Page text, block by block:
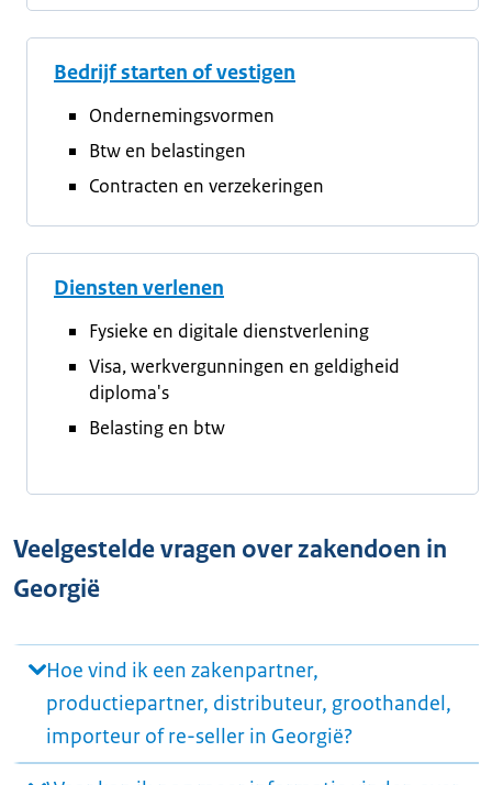
Bedrijf starten of vestigen
Ondernemingsvormen
Btw en belastingen
Contracten en verzekeringen
Diensten verlenen
Fysieke en digitale dienstverlening
Visa, werkvergunningen en geldigheid
diploma's
Belasting en btw
Veelgestelde vragen over zakendoen in
Georgië
Hoe vind ik een zakenpartner,
productiepartner, distributeur, groothandel,
importeur of re-seller in Georgië?